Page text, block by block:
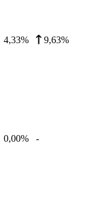
4,33% 9,63%
0,00% -